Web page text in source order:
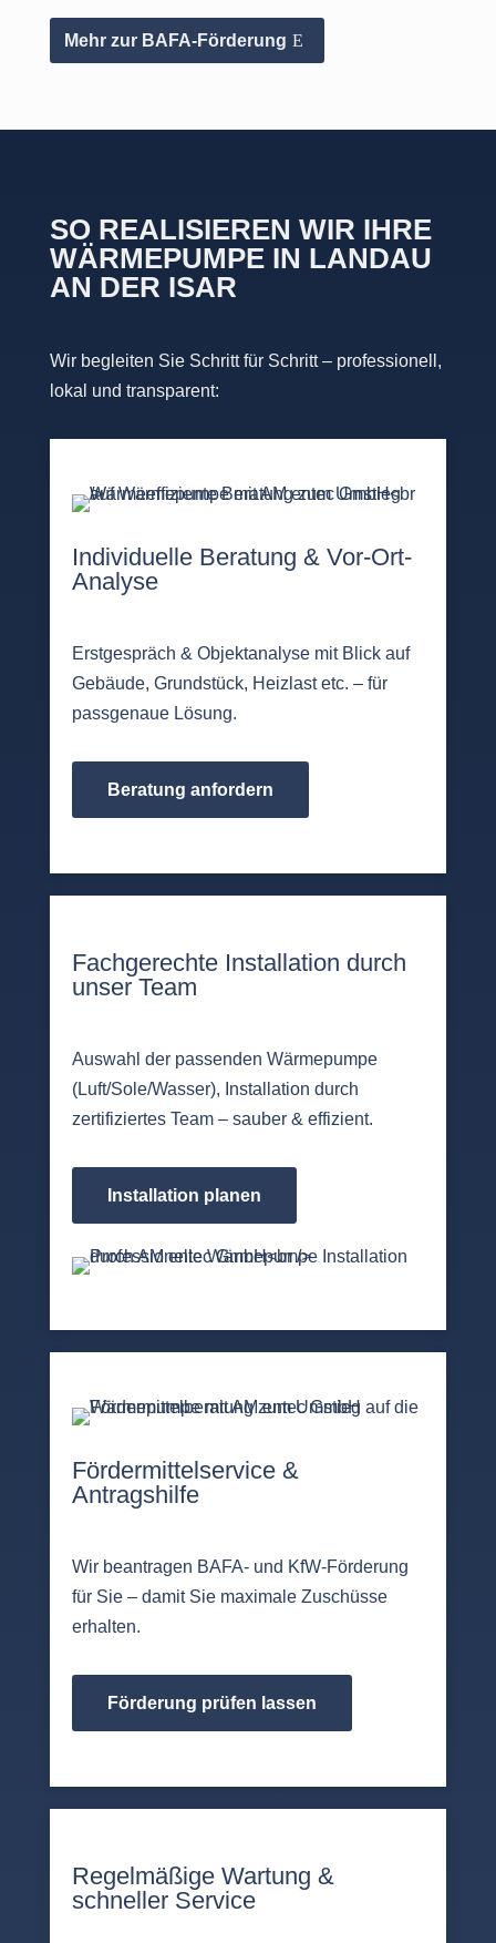
Mehr zur BAFA-Förderung
SO REALISIEREN WIR IHRE
WÄRMEPUMPE IN LANDAU
AN DER ISAR
Wir begleiten Sie Schritt für Schritt – professionell,
lokal und transparent:
Individuelle Beratung & Vor-Ort-
Analyse
Erstgespräch & Objektanalyse mit Blick auf
Gebäude, Grundstück, Heizlast etc. – für
passgenaue Lösung.
Beratung anfordern
Fachgerechte Installation durch
unser Team
Auswahl der passenden Wärmepumpe
(Luft/Sole/Wasser), Installation durch
zertifiziertes Team – sauber & effizient.
Installation planen
Fördermittelservice &
Antragshilfe
Wir beantragen BAFA- und KfW-Förderung
für Sie – damit Sie maximale Zuschüsse
erhalten.
Förderung prüfen lassen
Regelmäßige Wartung &
schneller Service